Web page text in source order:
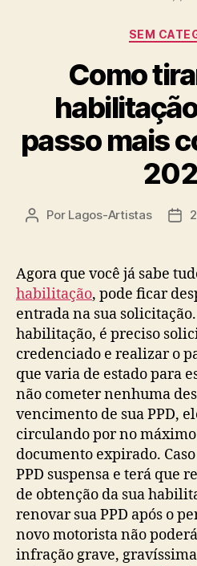
SEM
Como
passo mais
Autor
Por Lagos-Artistas
Agora que você já sabe
habilitação, pode ficar
entrada na sua
habilitação, é preciso
credenciado e realizar o
que varia de estado para
não cometer nenhuma
vencimento de sua PPD,
circulando por no máximo
documento expirado.
PPD suspensa e terá que
de obtenção da sua
renovar sua PPD após o
novo motorista não
infração grave,